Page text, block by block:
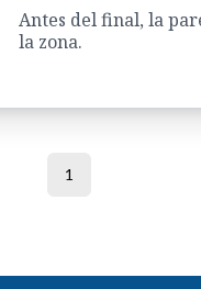
Antes del final, la
la zona.
1